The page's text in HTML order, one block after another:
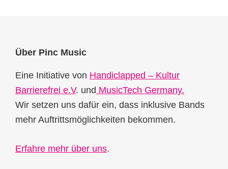
Footer
Über Pinc Music
Eine Initiative von Handiclapped – Kultur
Barrierefrei e.V. und MusicTech Germany.
Wir setzen uns dafür ein, dass inklusive Bands
mehr Auftrittsmöglichkeiten bekommen.
Erfahre mehr über uns.